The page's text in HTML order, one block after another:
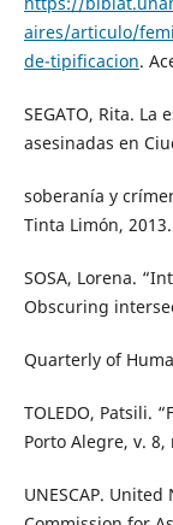
aires/articulo/
de-tipificacion.
SEGATO, Rita.
asesinadas en
soberanía y
Tinta Limón, 2013.
SOSA, Lorena.
Obscuring
Quarterly of
TOLEDO, Patsili.
Porto Alegre, v.
UNESCAP.